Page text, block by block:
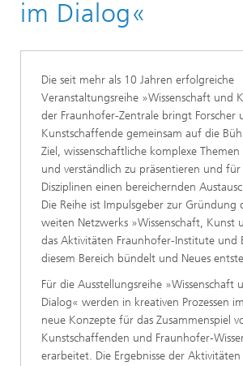
im Dialog«
Die seit mehr als 10 Jahren erfolgreiche
Veranstaltungsreihe »Wissenschaft und
der Fraunhofer-Zentrale bringt Forscher
Kunstschaffende gemeinsam auf die
Ziel, wissenschaftliche komplexe Themen
und verständlich zu präsentieren und für
Disziplinen einen bereichernden
Die Reihe ist Impulsgeber zur Gründung
weiten Netzwerks »Wissenschaft, Kunst
das Aktivitäten Fraunhofer-Institute und
diesem Bereich bündelt und Neues
Für die Ausstellungsreihe »Wissenschaft
Dialog« werden in kreativen Prozessen
neue Konzepte für das Zusammenspiel
Kunstschaffenden und Fraunhofer-
erarbeitet. Die Ergebnisse der Aktivitäten